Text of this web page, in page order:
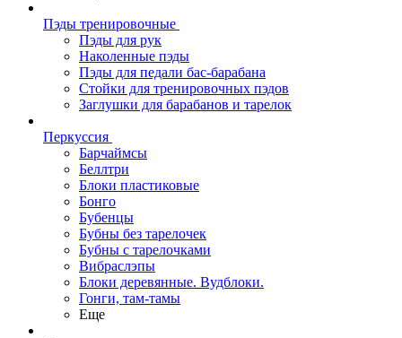
Пэды тренировочные
Пэды для рук
Наколенные пэды
Пэды для педали бас-барабана
Стойки для тренировочных пэдов
Заглушки для барабанов и тарелок
Перкуссия
Барчаймсы
Беллтри
Блоки пластиковые
Бонго
Бубенцы
Бубны без тарелочек
Бубны с тарелочками
Вибраслэпы
Блоки деревянные. Вудблоки.
Гонги, там-тамы
Еще